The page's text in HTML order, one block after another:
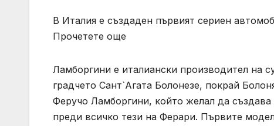
В Италия е създаден първият сериен
Прочетете още
Ламборгини е италиански производител на
градчето Сант`Агата Болонезе, покрай
Феручо Ламборгини, който желал да
преди всичко тези на Ферари. Първите